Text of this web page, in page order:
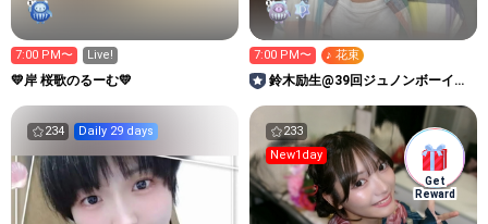
Get
Reward
7:00 PM〜 Live!
💛岸 桜歌のるーむ💛
7:00 PM〜 ♪ 花束
鈴木励生@39回ジュノンボーイ挑
234 Daily 29 days
233
New1day